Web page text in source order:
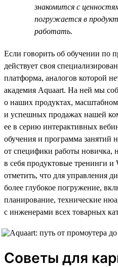
знакомится с
погружается в
работать.
Если говорить об обучении по
действует своя
платформа, аналогов которой
академия Aquaart. На ней мы
о наших продуктах,
и успешных продажах нашей
ее в серию интерактивных
обучения и программа занятий
от специфики работы новичка,
в себя продуктовые тренинги и
отметить, что для управления
более глубокое погружение,
планирование, технические
с инженерами всех товарных
Советы для